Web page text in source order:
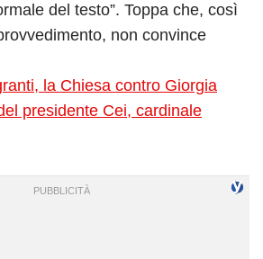
del testo”. Toppa che, così
non convince
la Chiesa contro Giorgia
presidente Cei, cardinale